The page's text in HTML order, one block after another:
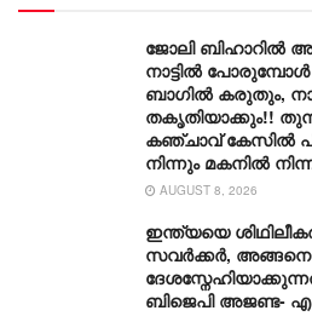
ജോലി ബിഹാറിൽ
നാട്ടിൽ
ബാ​ഗിൽ കരുതും,
തകൃതിയാക്കും!!
കഞ്ചാവ് കേസിൽ
നിന്നും മകനിൽ
AUGUST 8, 2026
ഇന്ത്യയെ
സവർക്കർ,
ബിജെപി അജണ്ട-